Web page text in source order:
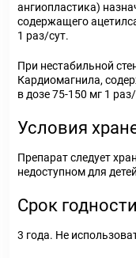
ангиопластика)
содержащего
1 раз/сут.
При нестабильной
Кардиомагнила,
в дозе 75-150 мг 1
Условия
Препарат следует
недоступном для
Срок годности
3 года. Не